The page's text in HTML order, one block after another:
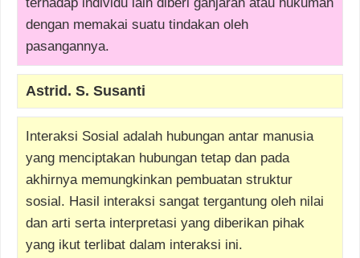
dengan memakai suatu tindakan oleh
pasangannya.
Astrid. S. Susanti
Interaksi Sosial adalah hubungan antar manusia
yang menciptakan hubungan tetap dan pada
akhirnya memungkinkan pembuatan struktur
sosial. Hasil interaksi sangat tergantung oleh nilai
dan arti serta interpretasi yang diberikan pihak
yang ikut terlibat dalam interaksi ini.